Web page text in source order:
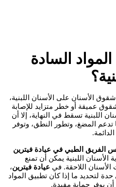
السادة
الأسنان على الأسنان اللبنية،
عميقة أو خطر متزايد للإصابة
اللبنية تسقط في النهاية، إلا أن
المضغ، وتطور النطق، وتوفر
الفريق الطبي في عيادة فيترين
الأسنان اللبنية يمكن أن تمنع
اللاحقة. في عيادة فيترين،
لتحديد ما إذا كان تطبيق المواد
أن يوفر حماية مفيدة.